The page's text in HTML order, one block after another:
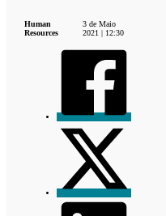
Human
Resources
3 de Maio
2021 | 12:30